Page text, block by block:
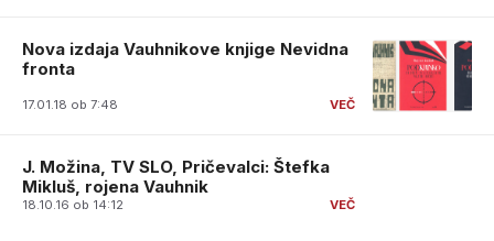
Nova izdaja Vauhnikove knjige Nevidna
fronta
17.01.18 ob 7:48
J. Možina, TV SLO, Pričevalci: Štefka
Mikluš, rojena Vauhnik
18.10.16 ob 14:12